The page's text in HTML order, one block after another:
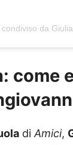
condiviso da
come
di Amici,